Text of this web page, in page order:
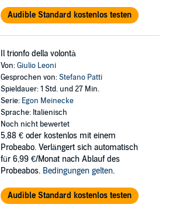
Audible Standard kostenlos testen
Il trionfo della volontà
Von:Giulio Leoni
Gesprochen von:Stefano Patti
Spieldauer: 1 Std. und 27 Min.
Serie: Egon Meinecke
Sprache: Italienisch
Noch nicht bewertet
5,88 € oder kostenlos mit einem
Probeabo. Verlängert sich automatisch
für 6,99 €/Monat nach Ablauf des
Probeabos. Bedingungen gelten.
Audible Standard kostenlos testen